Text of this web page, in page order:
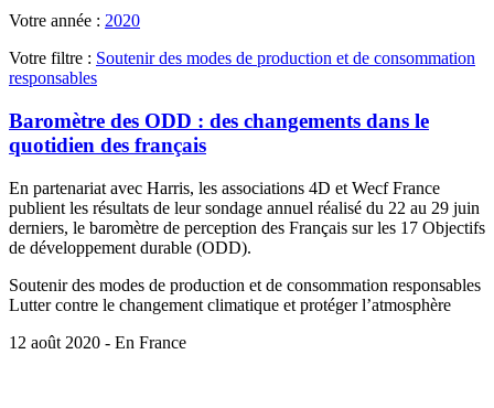
Votre année : 2020
Votre filtre : Soutenir des modes de production et de consommation
responsables
Baromètre des ODD : des changements dans le
quotidien des français
En partenariat avec Harris, les associations 4D et Wecf France
publient les résultats de leur sondage annuel réalisé du 22 au 29 juin
derniers, le baromètre de perception des Français sur les 17 Objectifs
de développement durable (ODD).
Soutenir des modes de production et de consommation responsables
Lutter contre le changement climatique et protéger l’atmosphère
12 août 2020 - En France